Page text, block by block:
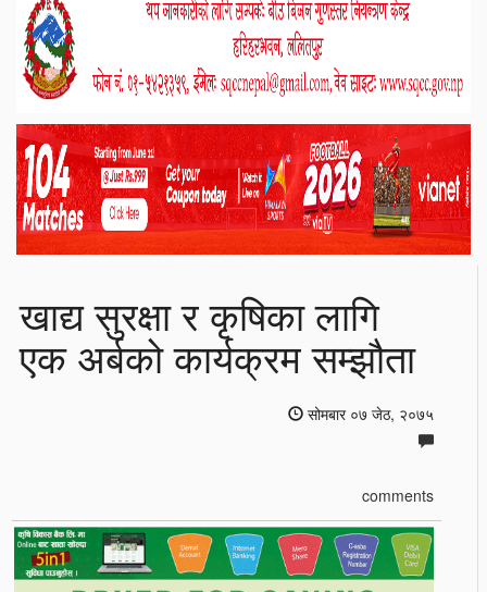
खाद्य सुरक्षा र कृषिका लागि
एक अर्बको कार्यक्रम सम्झौता
सोमबार ०७ जेठ, २०७५
comments